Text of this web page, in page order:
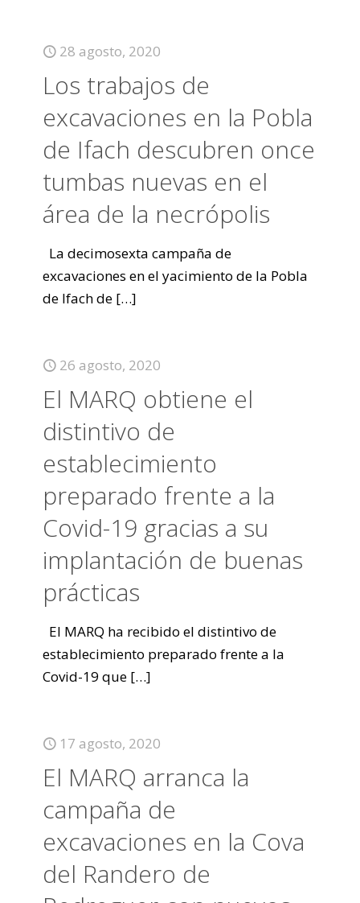
28 agosto, 2020
Los trabajos de
excavaciones en la Pobla
de Ifach descubren once
tumbas nuevas en el
área de la necrópolis
La decimosexta campaña de
excavaciones en el yacimiento de la Pobla
de Ifach de […]
26 agosto, 2020
El MARQ obtiene el
distintivo de
establecimiento
preparado frente a la
Covid-19 gracias a su
implantación de buenas
prácticas
El MARQ ha recibido el distintivo de
establecimiento preparado frente a la
Covid-19 que […]
17 agosto, 2020
El MARQ arranca la
campaña de
excavaciones en la Cova
del Randero de